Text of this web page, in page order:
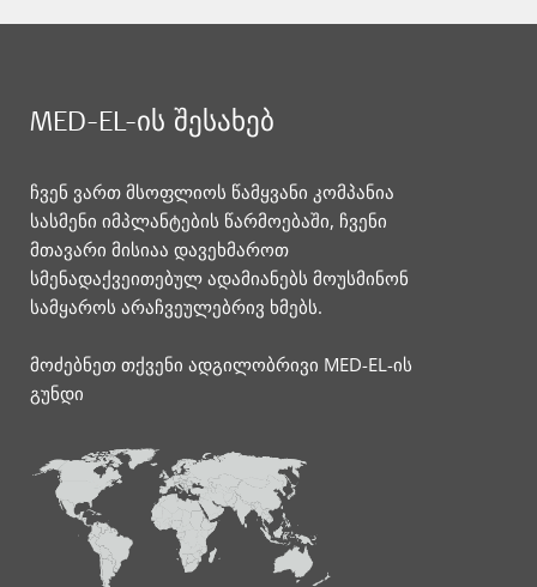
MED-EL-ის შესახებ
ჩვენ ვართ მსოფლიოს წამყვანი კომპანია
სასმენი იმპლანტების წარმოებაში, ჩვენი
მთავარი მისიაა დავეხმაროთ
სმენადაქვეითებულ ადამიანებს მოუსმინონ
სამყაროს არაჩვეულებრივ ხმებს.
მოძებნეთ თქვენი ადგილობრივი MED-EL-ის
გუნდი